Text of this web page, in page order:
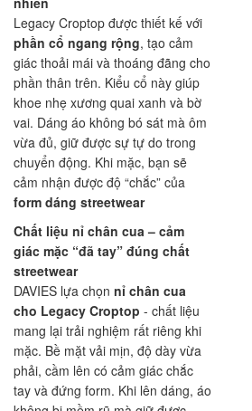
Legacy Croptop được thiết kế với
phần cổ ngang rộng, tạo cảm
giác thoải mái và thoáng đãng cho
phần thân trên. Kiểu cổ này giúp
khoe nhẹ xương quai xanh và bờ
vai. Dáng áo không bó sát mà ôm
vừa đủ, giữ được sự tự do trong
chuyển động. Khi mặc, bạn sẽ
cảm nhận được độ “chắc” của
form dáng streetwear
Chất liệu nỉ chân cua – cảm
giác mặc “đã tay” đúng chất
streetwear
DAVIES lựa chọn nỉ chân cua
cho Legacy Croptop - chất liệu
mang lại trải nghiệm rất riêng khi
mặc. Bề mặt vải mịn, độ dày vừa
phải, cầm lên có cảm giác chắc
tay và đứng form. Khi lên dáng, áo